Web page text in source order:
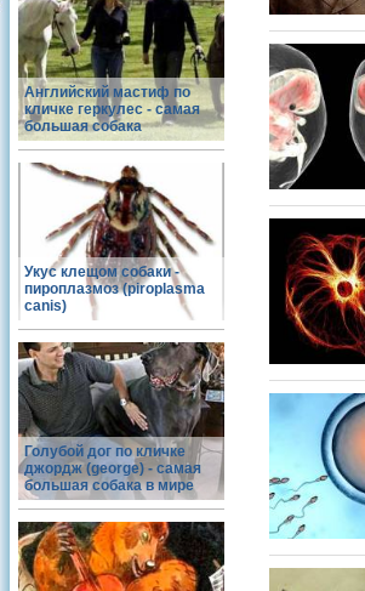
Английский мастиф по
кличке геркулес - самая
большая собака
Укус клещом собаки -
пироплазмоз (piroplasma
canis)
Голубой дог по кличке
джордж (george) - самая
большая собака в мире